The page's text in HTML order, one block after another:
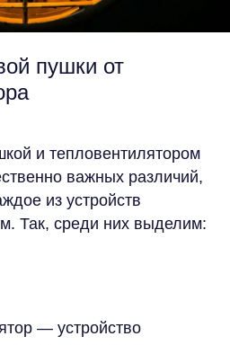
пушки от
и тепловентилятором
важных различий,
из устройств
Так, среди них выделим:
— устройство